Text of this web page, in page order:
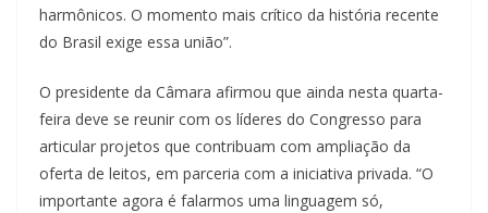
harmônicos. O momento mais crítico da história recente
do Brasil exige essa união”.
O presidente da Câmara afirmou que ainda nesta quarta-
feira deve se reunir com os líderes do Congresso para
articular projetos que contribuam com ampliação da
oferta de leitos, em parceria com a iniciativa privada. “O
importante agora é falarmos uma linguagem só,